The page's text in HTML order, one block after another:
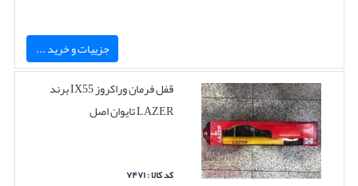
جزییات و خرید ...
قفل فرمان وراکروز IX55 برند
LAZER تایوان اصل
کد کالا : ۷۴۷۱